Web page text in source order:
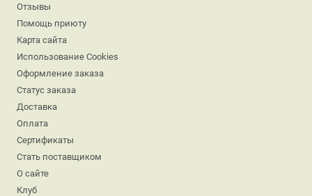
Отзывы
Помощь приюту
Карта сайта
Использование Cookies
Оформление заказа
Статус заказа
Доставка
Оплата
Сертификаты
Стать поставщиком
О сайте
Клуб